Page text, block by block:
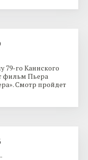
го Каннского
фильм Пьера
Смотр пройдет